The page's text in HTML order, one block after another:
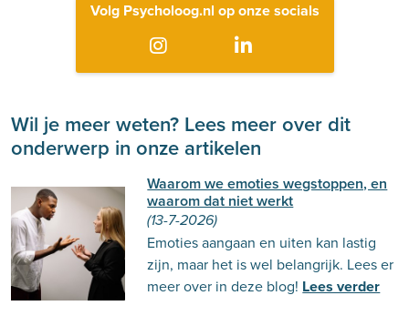
Volg Psycholoog.nl op onze socials
Wil je meer weten? Lees meer over dit
onderwerp in onze artikelen
Waarom we emoties wegstoppen, en
waarom dat niet werkt
(13-7-2026)
Emoties aangaan en uiten kan lastig
zijn, maar het is wel belangrijk. Lees er
meer over in deze blog! Lees verder